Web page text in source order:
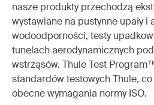
nasze produkty przechodzą
wystawiane na pustynne upały
wodoodporności, testy
tunelach aerodynamicznych
wstrząsów. Thule Test
standardów testowych Thule,
obecne wymagania normy ISO.